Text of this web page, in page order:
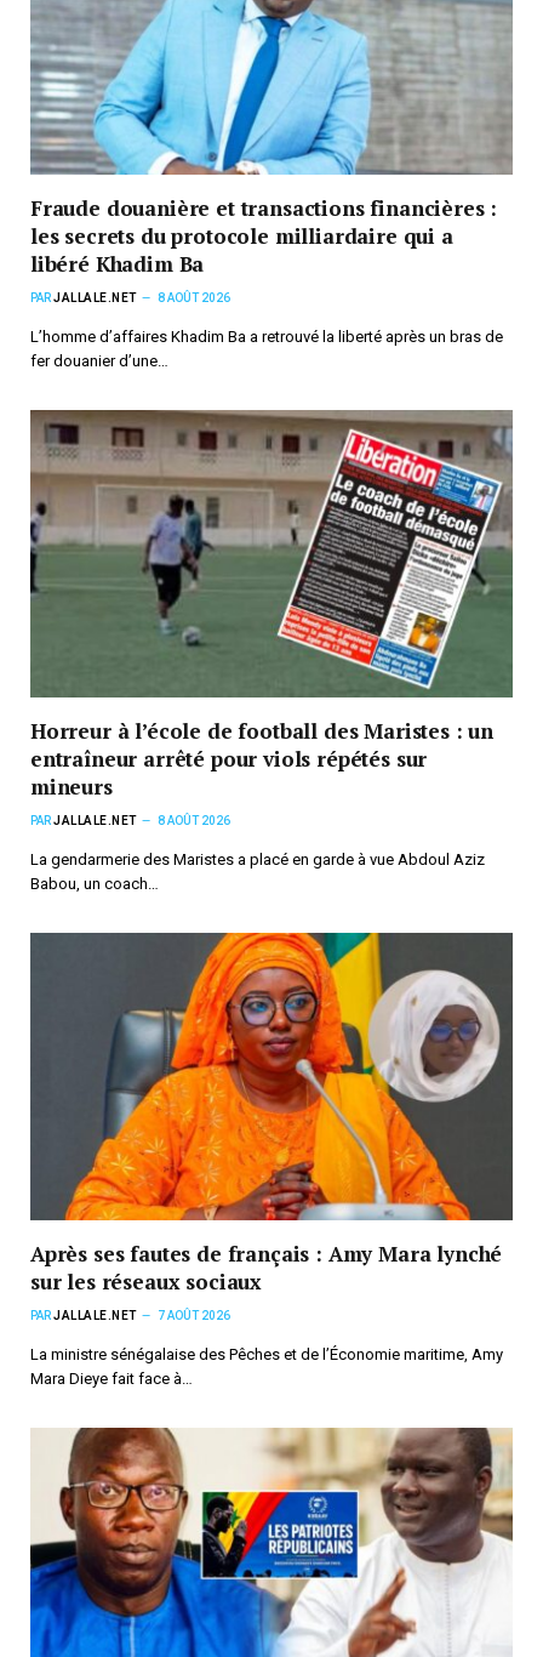
Fraude douanière et transactions financières :
les secrets du protocole milliardaire qui a
libéré Khadim Ba
PARJALLALE.NET 8 AOÛT 2026
L’homme d’affaires Khadim Ba a retrouvé la liberté après un bras de
fer douanier d’une…
Horreur à l’école de football des Maristes : un
entraîneur arrêté pour viols répétés sur
mineurs
PARJALLALE.NET 8 AOÛT 2026
La gendarmerie des Maristes a placé en garde à vue Abdoul Aziz
Babou, un coach…
Après ses fautes de français : Amy Mara lynché
sur les réseaux sociaux
PARJALLALE.NET 7 AOÛT 2026
La ministre sénégalaise des Pêches et de l’Économie maritime, Amy
Mara Dieye fait face à…